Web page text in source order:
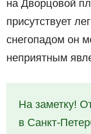
на Дворцовой
присутствует
снегопадом он
неприятным
На заметку!
в Санкт-